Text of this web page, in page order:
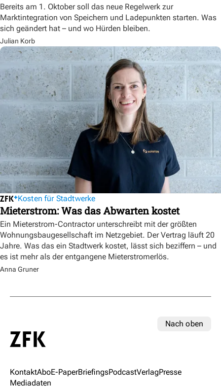
Bereits am 1. Oktober soll das neue Regelwerk zur
Marktintegration von Speichern und Ladepunkten starten. Was
sich geändert hat – und wo Hürden bleiben.
Julian Korb
Kosten für Stadtwerke
Mieterstrom: Was das Abwarten kostet
Ein Mieterstrom-Contractor unterschreibt mit der größten
Wohnungsbaugesellschaft im Netzgebiet. Der Vertrag läuft 20
Jahre. Was das ein Stadtwerk kostet, lässt sich beziffern – und
es ist mehr als der entgangene Mieterstromerlös.
Anna Gruner
Nach oben
KontaktAboE-PaperBriefingsPodcastVerlagPresse
Mediadaten